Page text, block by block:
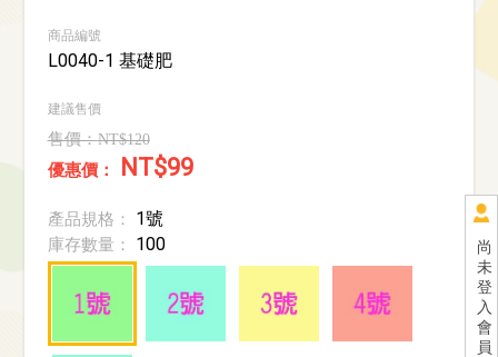
尚
未
登
入
會
員
商品編號
L0040-1 基礎肥
建議售價
NT$120
NT$99
產品規格： 1號
庫存數量： 100